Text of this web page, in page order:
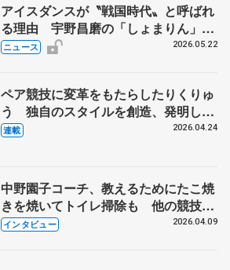
アイスダンスが〝戦国時代〟と呼ばれ
る理由 宇野昌磨の「しょまりん」ら
実力者が相次いで参戦 国内の競争激
ニュース 2026.05.22
ペア競技に変革をもたらしたりくりゅ
う 独自のスタイルを創造、発明した
【引退発表後②】
連載 2026.04.24
中野園子コーチ、教えるためにたこ焼
きを焼いてトイレ掃除も 他の競技に
も通用するという坂本花織の筋肉
インタビュー 2026.04.09